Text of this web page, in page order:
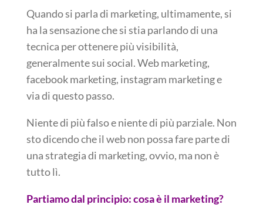
Quando si parla di marketing, ultimamente, si
ha la sensazione che si stia parlando di una
tecnica per ottenere più visibilità,
generalmente sui social. Web marketing,
facebook marketing, instagram marketing e
via di questo passo.
Niente di più falso e niente di più parziale. Non
sto dicendo che il web non possa fare parte di
una strategia di marketing, ovvio, ma non è
tutto lì.
Partiamo dal principio: cosa è il marketing?